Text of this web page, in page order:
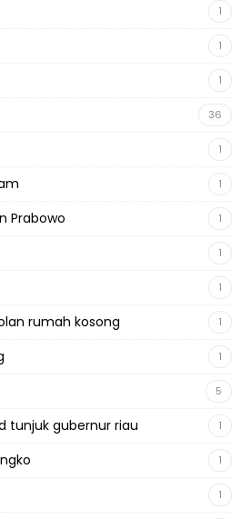
1
1
1
36
1
1
Prabowo 1
1
1
rumah kosong 1
1
5
tunjuk gubernur riau 1
1
1